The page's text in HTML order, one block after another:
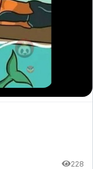
228